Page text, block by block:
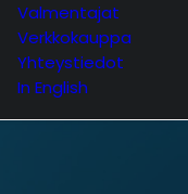
Valmentajat
Verkkokauppa
Yhteystiedot
In English